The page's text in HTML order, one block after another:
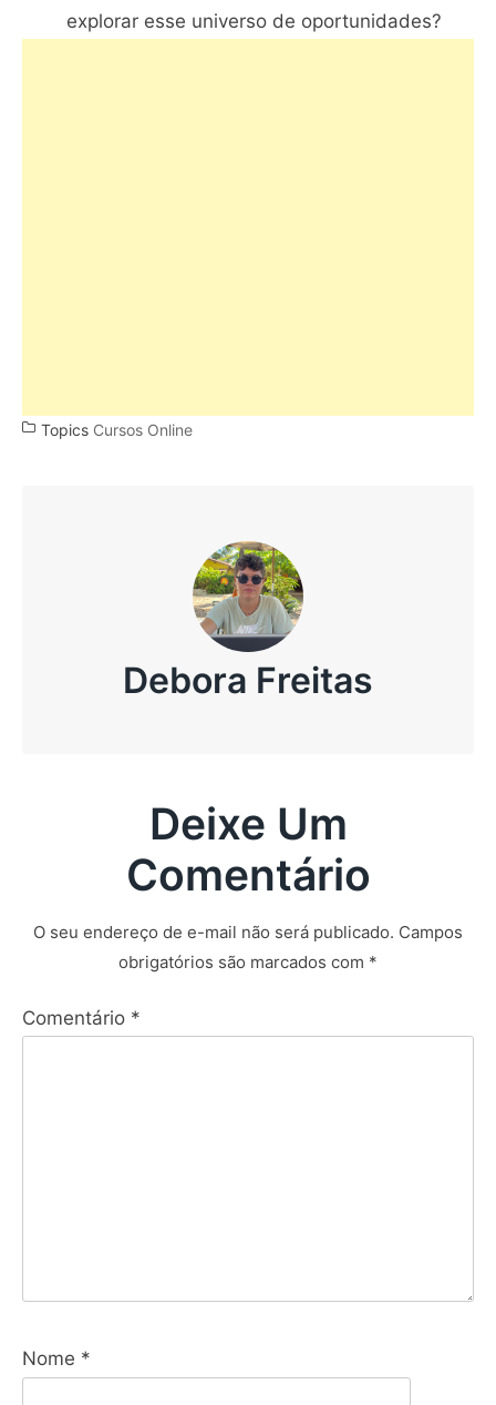
explorar esse universo de oportunidades?
Topics Cursos Online
Debora Freitas
Deixe Um
Comentário
O seu endereço de e-mail não será publicado. Campos
obrigatórios são marcados com *
Comentário *
Nome *